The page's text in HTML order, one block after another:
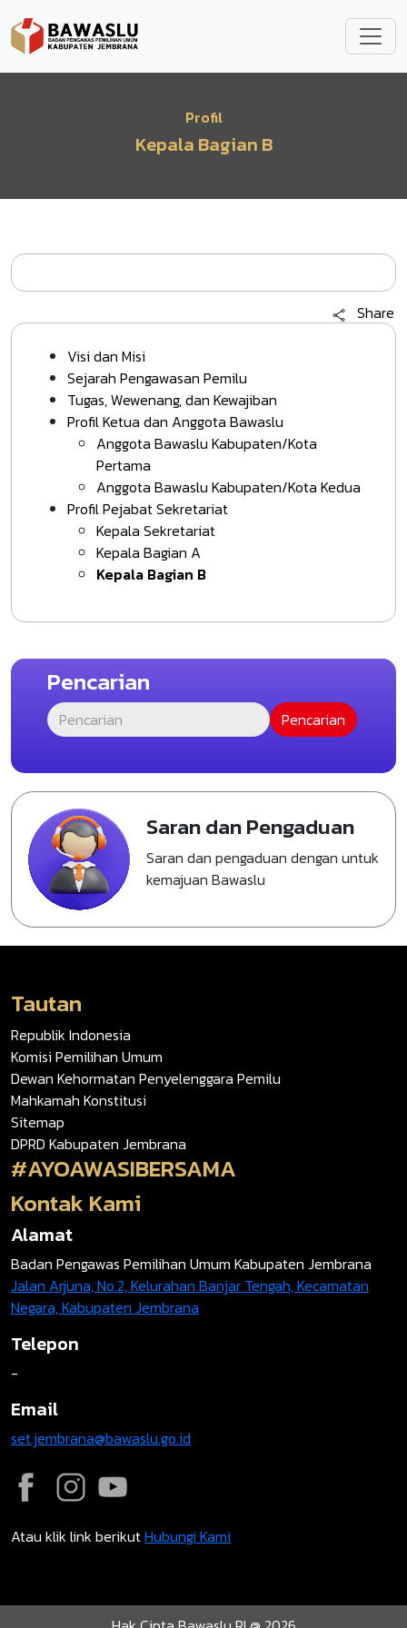
Profil
Kepala Bagian B
Share
Visi dan Misi
Sejarah Pengawasan Pemilu
Tugas, Wewenang, dan Kewajiban
Profil Ketua dan Anggota Bawaslu
Anggota Bawaslu Kabupaten/Kota
Pertama
Anggota Bawaslu Kabupaten/Kota Kedua
Profil Pejabat Sekretariat
Kepala Sekretariat
Kepala Bagian A
Kepala Bagian B
Pencarian
Saran dan Pengaduan
Saran dan pengaduan dengan untuk
kemajuan Bawaslu
Tautan
Republik Indonesia
Komisi Pemilihan Umum
Dewan Kehormatan Penyelenggara Pemilu
Mahkamah Konstitusi
Sitemap
DPRD Kabupaten Jembrana
#AYOAWASIBERSAMA
Kontak Kami
Alamat
Badan Pengawas Pemilihan Umum Kabupaten Jembrana
Jalan Arjuna, No.2, Kelurahan Banjar Tengah, Kecamatan
Negara, Kabupaten Jembrana
Telepon
-
Email
set.jembrana@bawaslu.go.id
Atau klik link berikutHubungi Kami